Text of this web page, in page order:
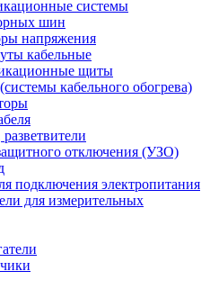
системы
шин
напряжения
кабельные
щиты
кабельного обогрева)
отключения (УЗО)
подключения электропитания
для измерительных